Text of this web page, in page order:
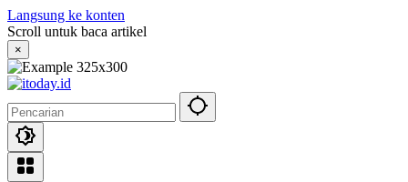
Langsung ke konten
Scroll untuk baca artikel
×